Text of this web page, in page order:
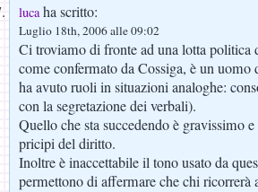
lucaha scritto:
Luglio 18th, 2006 alle 09:02
Ci troviamo di fronte ad una lotta politica
come confermato da Cossiga, è un
ha avuto ruoli in situazioni analoghe:
con la segretazione dei verbali).
Quello che sta succedendo è gravissimo
pricipi del diritto.
Inoltre è inaccettabile il tono usato da
permettono di affermare che chi ricorrerà